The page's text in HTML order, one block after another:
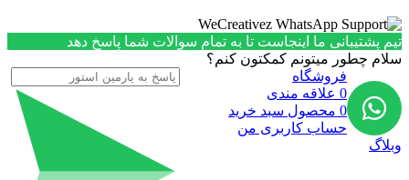
تیم پشتیبانی ما اینجاست تا به تمام سوالات شما پاسخ دهد
سلام چطور میتونم کمکتون کنم؟
فروشگاه
0 علاقه مندی
0 محصول سبد خرید
حساب کاربری من
وبلاگ